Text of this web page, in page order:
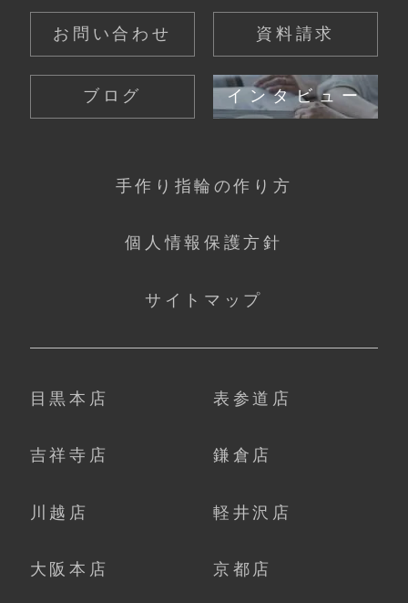
お問い合わせ 資料請求
ブログ インタビュー
手作り指輪の作り方
個人情報保護方針
サイトマップ
目黒本店 表参道店
吉祥寺店 鎌倉店
川越店 軽井沢店
大阪本店 京都店